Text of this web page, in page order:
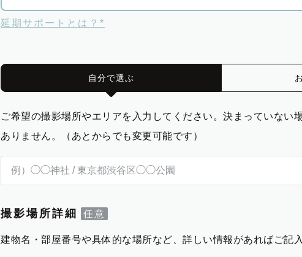
延期サポートとは？*
自分で選ぶ
ご希望の撮影場所やエリアを入力してください。決まっていない
ありません。（あとからでも変更可能です）
撮影場所詳細
建物名・部屋番号や具体的な場所など、詳しい情報があればご記